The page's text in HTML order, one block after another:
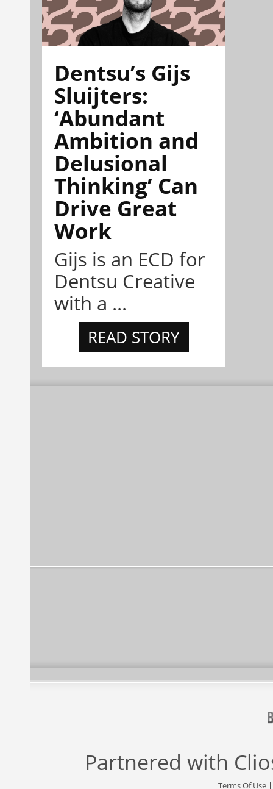
Dentsu’s Gijs
Sluijters:
‘Abundant
Ambition and
Delusional
Thinking’ Can
Drive Great
Work
Gijs is an ECD for
Dentsu Creative
with a ...
READ STORY
Partnered with
Terms Of Use